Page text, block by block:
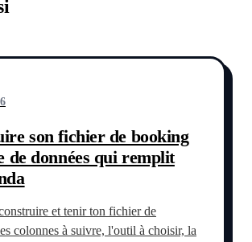
son fichier de booking
de données qui remplit
et tenir ton fichier de
colonnes à suivre, l'outil à choisir, la